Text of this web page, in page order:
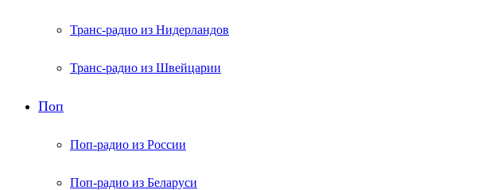
Транс-радио из Нидерландов
Транс-радио из Швейцарии
Поп
Поп-радио из России
Поп-радио из Беларуси